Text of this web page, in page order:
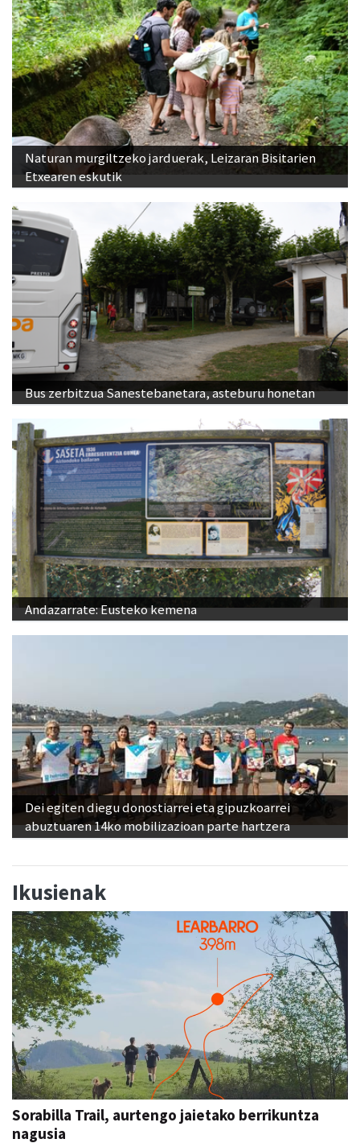
Naturan murgiltzeko jarduerak, Leizaran Bisitarien
Etxearen eskutik
Bus zerbitzua Sanestebanetara, asteburu honetan
Andazarrate: Eusteko kemena
Dei egiten diegu donostiarrei eta gipuzkoarrei
abuztuaren 14ko mobilizazioan parte hartzera
Ikusienak
Sorabilla Trail, aurtengo jaietako berrikuntza
nagusia